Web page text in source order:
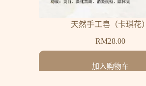
天然手工皂（卡琪花）
RM28.00
加入购物车